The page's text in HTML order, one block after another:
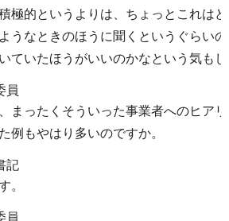
極的というよりは、ちょっとこれは
うなときのほうに聞くというぐらい
ていたほうがいいのかなという気も
員
まったくそういった事業者へのヒア
例もやはり多いのですか。
記
。
員